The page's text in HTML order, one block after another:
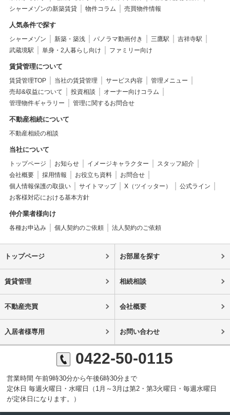
シャーメゾンの新築賃貸
物件コラム 売買物件情報
人気条件で探す
シャーメゾン 新築・築浅 パノラマ動画付き 三鷹駅
吉祥寺駅
武蔵境駅
単身・2人暮らし向け ファミリー向け
賃貸管理について
賃貸管理TOP 当社の賃貸管理 サービス内容
管理メニュー
売却&収益について
投資相談
オーナー向けコラム
管理物件ギャラリー
管理に関するお問合せ
不動産相続について
不動産相続の相談
当社について
トップページ お知らせ イメージキャラクター
スタッフ紹介
会社概要
採用情報 お役立ち資料
お問合せ
個人情報保護の取扱い
サイトマップ X（ツイッター）
公式ライン
お客様対応における基本方針
仲介業者様向け
各種お申込み 個人契約のご依頼 法人契約のご依頼
トップページ お部屋を探す
賃貸管理 相続相談
不動産売買 会社概要
入居者様専用 お問い合わせ
0422-50-0115
営業時間 午前9時30分から午後6時30分まで
定休日 毎週火曜日・水曜日（1月～3月は第2・第3火曜日・毎週水曜日
が定休日になります。）